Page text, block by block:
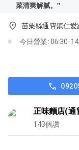
菜清爽解膩。 ”
苗栗縣通霄鎮仁愛
今日營業: 06:30-
正味麵店(通
143個讚